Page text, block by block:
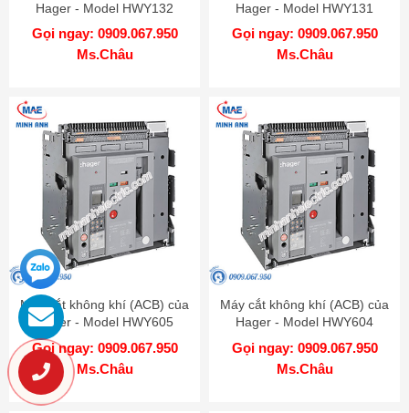
Hager - Model HWY132
Gọi ngay: 0909.067.950
Ms.Châu
Hager - Model HWY131
Gọi ngay: 0909.067.950
Ms.Châu
Máy cắt không khí (ACB) của
Hager - Model HWY605
Gọi ngay: 0909.067.950
Ms.Châu
Máy cắt không khí (ACB) của
Hager - Model HWY604
Gọi ngay: 0909.067.950
Ms.Châu